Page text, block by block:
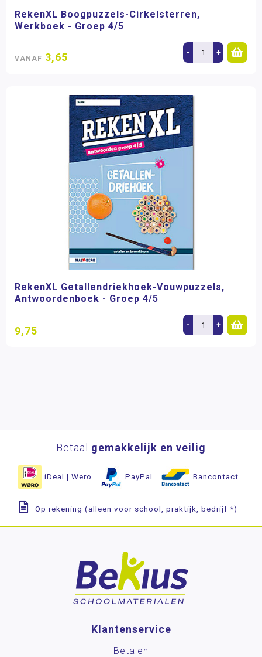
RekenXL Boogpuzzels-Cirkelsterren,
Werkboek - Groep 4/5
VANAF 3,65 - +
RekenXL Getallendriekhoek-Vouwpuzzels,
Antwoordenboek - Groep 4/5
9,75 - +
Betaal gemakkelijk en veilig
iDeal | Wero PayPal Bancontact
Op rekening (alleen voor school, praktijk, bedrijf *)
Klantenservice
Betalen